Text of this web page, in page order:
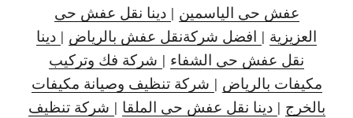
عفش حي الياسمين | دينا نقل عفش حي
العزيزية | افضل شركةنقل عفش بالرياض | دينا
نقل عفش حي الشفاء | شركة فك وتركيب
مكيفات بالرياض | شركة تنظيف وصيانة مكيفات
بالخرج | دينا نقل عفش حي الملقا | شركة تنظيف